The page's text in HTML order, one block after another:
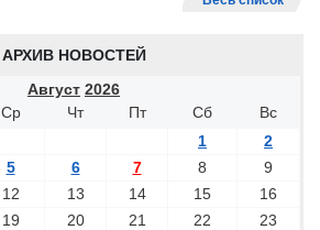
АРХИВ НОВОСТЕЙ
Август 2026
Ср Чт Пт Сб
Вс
1
2
5 6 7 8
9
12 13 14 15
16
19 20 21 22
23